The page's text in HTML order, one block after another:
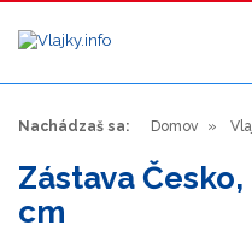
Nachádzaš sa: Domov
Zástava
cm